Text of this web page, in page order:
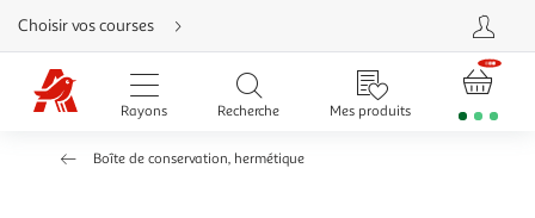
Aller
directement
au
contenu
Aller
directement
Aller
Choisir vos courses
Rayons Recherche Mes produits
Boîte de conservation, hermétique